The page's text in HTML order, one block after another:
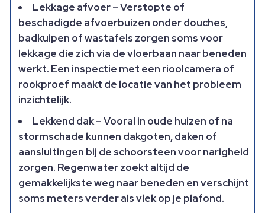
Lekkage afvoer – Verstopte of
beschadigde afvoerbuizen onder douches,
badkuipen of wastafels zorgen soms voor
lekkage die zich via de vloerbaan naar beneden
werkt. Een inspectie met een rioolcamera of
rookproef maakt de locatie van het probleem
inzichtelijk.
Lekkend dak – Vooral in oude huizen of na
stormschade kunnen dakgoten, daken of
aansluitingen bij de schoorsteen voor narigheid
zorgen. Regenwater zoekt altijd de
gemakkelijkste weg naar beneden en verschijnt
soms meters verder als vlek op je plafond.